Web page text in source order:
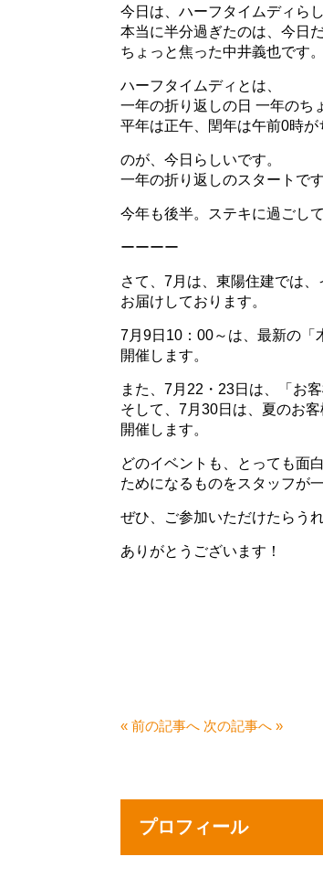
今日は、ハーフタイムディらし
本当に半分過ぎたのは、今日
ちょっと焦った中井義也です。
ハーフタイムディとは、
一年の折り返しの日 一年のち
平年は正午、閏年は午前0時が
のが、今日らしいです。
一年の折り返しのスタートです
今年も後半。ステキに過ごし
ーーーー
さて、7月は、東陽住建では
お届けしております。
7月9日10：00～は、最新の「
開催します。
また、7月22・23日は、「お
そして、7月30日は、夏のお
開催します。
どのイベントも、とっても面白
ためになるものをスタッフが
ぜひ、ご参加いただけたらう
ありがとうございます！
« 前の記事へ 次の記事へ »
プロフィール